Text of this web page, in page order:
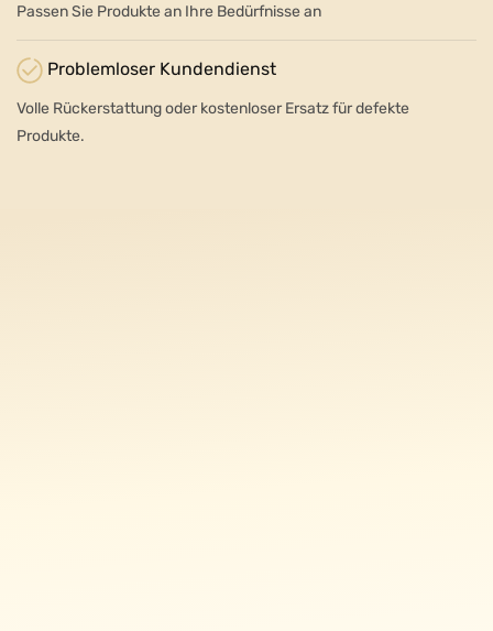
Passen Sie Produkte an Ihre Bedürfnisse an
Problemloser Kundendienst
Volle Rückerstattung oder kostenloser Ersatz für defekte
Produkte.